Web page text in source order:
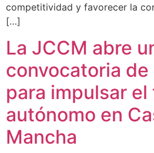
competitividad y favorecer la
[…]
La JCCM abre
convocatoria de
para impulsar el
autónomo en
Mancha